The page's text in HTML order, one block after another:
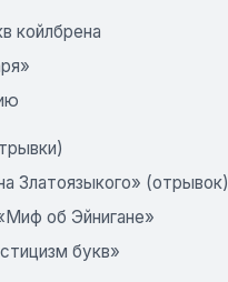
койлбрена
Златоязыкого» (отрывок)
об Эйнигане»
букв»